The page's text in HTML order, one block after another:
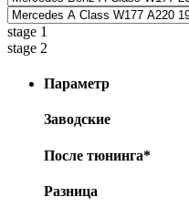
stage 1
stage 2
Параметр
Заводские
После тюнинга*
Разница